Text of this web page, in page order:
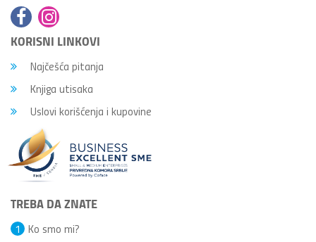
KORISNI LINKOVI
Najčešća pitanja
Knjiga utisaka
Uslovi korišćenja i kupovine
TREBA DA ZNATE
Ko smo mi?
1